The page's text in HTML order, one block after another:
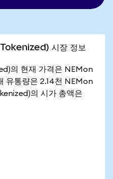
시장 정보
의 현재 가격은 NEMon
유통량은 2.14천 NEMon
의 시가 총액은